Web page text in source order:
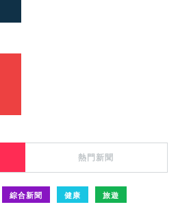
熱門新聞
綜合新聞 健康 旅遊